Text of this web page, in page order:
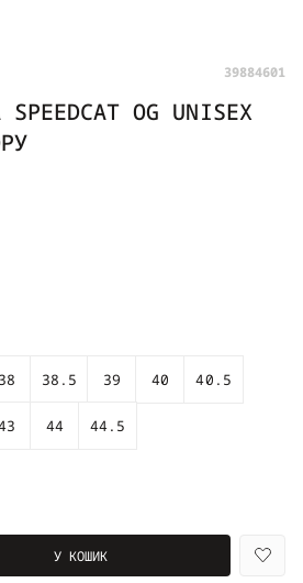
39884601
OG UNISEX
38 38.5 39 40 40.5
44 44.5
У КОШИК